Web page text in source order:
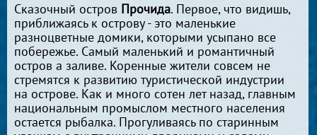
Сказочный остров Прочида. Первое, что видишь,
приближаясь к острову - это маленькие
разноцветные домики, которыми усыпано все
побережье. Самый маленький и романтичный
остров а заливе. Коренные жители совсем не
стремятся к развитию туристической индустрии
на острове. Как и много сотен лет назад, главным
национальным промыслом местного населения
остается рыбалка. Прогуливаясь по старинным